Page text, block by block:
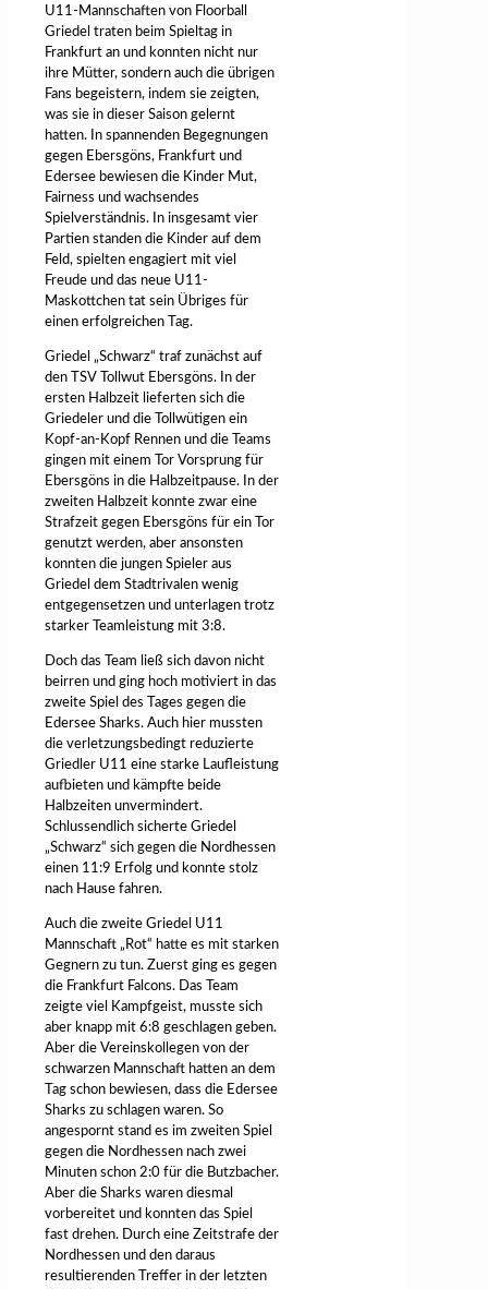
U11-Mannschaften von Floorball
Griedel traten beim Spieltag in
Frankfurt an und konnten nicht nur
ihre Mütter, sondern auch die übrigen
Fans begeistern, indem sie zeigten,
was sie in dieser Saison gelernt
hatten. In spannenden Begegnungen
gegen Ebersgöns, Frankfurt und
Edersee bewiesen die Kinder Mut,
Fairness und wachsendes
Spielverständnis. In insgesamt vier
Partien standen die Kinder auf dem
Feld, spielten engagiert mit viel
Freude und das neue U11-
Maskottchen tat sein Übriges für
einen erfolgreichen Tag.
Griedel „Schwarz“ traf zunächst auf
den TSV Tollwut Ebersgöns. In der
ersten Halbzeit lieferten sich die
Griedeler und die Tollwütigen ein
Kopf-an-Kopf Rennen und die Teams
gingen mit einem Tor Vorsprung für
Ebersgöns in die Halbzeitpause. In der
zweiten Halbzeit konnte zwar eine
Strafzeit gegen Ebersgöns für ein Tor
genutzt werden, aber ansonsten
konnten die jungen Spieler aus
Griedel dem Stadtrivalen wenig
entgegensetzen und unterlagen trotz
starker Teamleistung mit 3:8.
Doch das Team ließ sich davon nicht
beirren und ging hoch motiviert in das
zweite Spiel des Tages gegen die
Edersee Sharks. Auch hier mussten
die verletzungsbedingt reduzierte
Griedler U11 eine starke Laufleistung
aufbieten und kämpfte beide
Halbzeiten unvermindert.
Schlussendlich sicherte Griedel
„Schwarz“ sich gegen die Nordhessen
einen 11:9 Erfolg und konnte stolz
nach Hause fahren.
Auch die zweite Griedel U11
Mannschaft „Rot“ hatte es mit starken
Gegnern zu tun. Zuerst ging es gegen
die Frankfurt Falcons. Das Team
zeigte viel Kampfgeist, musste sich
aber knapp mit 6:8 geschlagen geben.
Aber die Vereinskollegen von der
schwarzen Mannschaft hatten an dem
Tag schon bewiesen, dass die Edersee
Sharks zu schlagen waren. So
angespornt stand es im zweiten Spiel
gegen die Nordhessen nach zwei
Minuten schon 2:0 für die Butzbacher.
Aber die Sharks waren diesmal
vorbereitet und konnten das Spiel
fast drehen. Durch eine Zeitstrafe der
Nordhessen und den daraus
resultierenden Treffer in der letzten